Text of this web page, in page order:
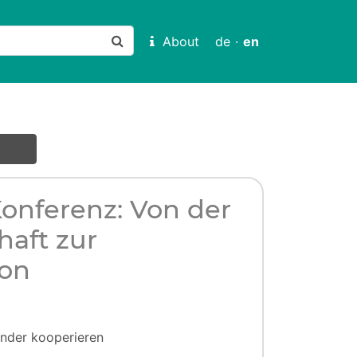
About de · en
Von der
zur
kooperieren